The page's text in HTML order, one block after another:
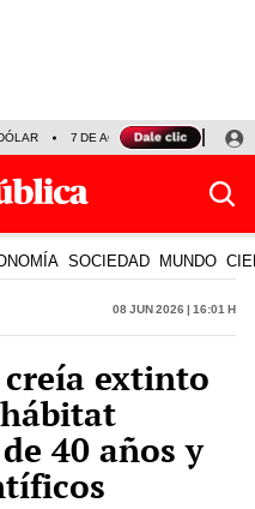
7 DE AGOSTO OLLANTA
SOCIEDAD MUNDO
08 Jun 2026 | 16:01 h
extinto
40 años y